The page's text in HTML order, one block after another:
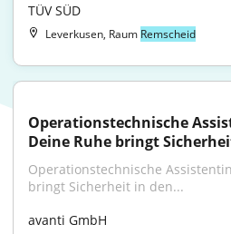
TÜV SÜD
Leverkusen, Raum Remscheid
Operationstechnische
Deine Ruhe bringt
Operationstechnische
bringt Sicherheit in den...
avanti GmbH